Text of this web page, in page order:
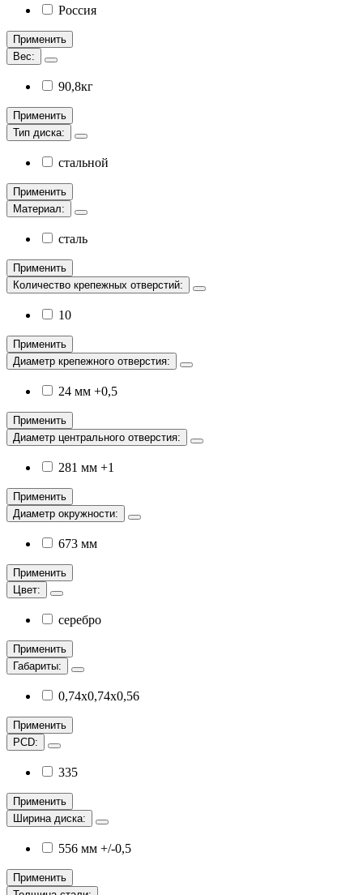
Россия
Применить
Вес:
90,8кг
Применить
Тип диска:
стальной
Применить
Материал:
сталь
Применить
Количество крепежных отверстий:
10
Применить
Диаметр крепежного отверстия:
24 мм +0,5
Применить
Диаметр центрального отверстия:
281 мм +1
Применить
Диаметр окружности:
673 мм
Применить
Цвет:
серебро
Применить
Габариты:
0,74х0,74х0,56
Применить
PCD:
335
Применить
Ширина диска:
556 мм +/-0,5
Применить